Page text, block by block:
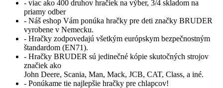
- viac ako 400 druhov hračiek na výber, 3/4 skladom na
priamy odber
- Náš eshop Vám ponúka hračky pre deti značky BRUDER
vyrobene v Nemecku.
- Hračky zodpovedajú všetkým európskym bezpečnostným
štandardom (EN71).
- Hračky BRUDER sú jedinečné kópie skutočných strojov
značiek ako
John Deere, Scania, Man, Mack, JCB, CAT, Class, a iné.
- Ponúkame tie najlepšie hračky pre chlapcov!